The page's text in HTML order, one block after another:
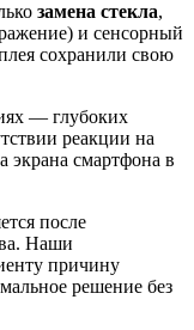
замена стекла,
и сенсорный
сохранили свою
— глубоких
реакции на
экрана смартфона в
после
Наши
причину
решение без